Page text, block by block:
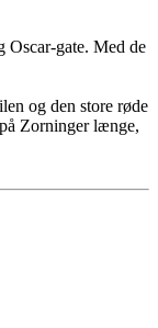
Oscar-gate. Med de
og den store røde
Zorninger længe,